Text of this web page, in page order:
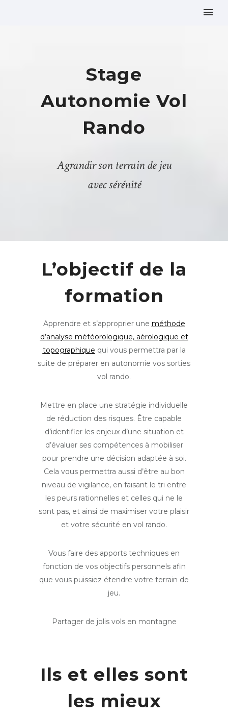
Stage
Autonomie Vol
Rando
Agrandir son terrain de jeu
avec sérénité
L’objectif de la
formation
Apprendre et s’approprier une méthode
d’analyse météorologique, aérologique et
topographique qui vous permettra par la
suite de préparer en autonomie vos sorties
vol rando.
Mettre en place une stratégie individuelle
de réduction des risques. Être capable
d’identifier les enjeux d’une situation et
d’évaluer ses compétences à mobiliser
pour prendre une décision adaptée à soi.
Cela vous permettra aussi d’être au bon
niveau de vigilance, en faisant le tri entre
les peurs rationnelles et celles qui ne le
sont pas, et ainsi de maximiser votre plaisir
et votre sécurité en vol rando.
Vous faire des apports techniques en
fonction de vos objectifs personnels afin
que vous puissiez étendre votre terrain de
jeu.
Partager de jolis vols en montagne
Ils et elles sont
les mieux